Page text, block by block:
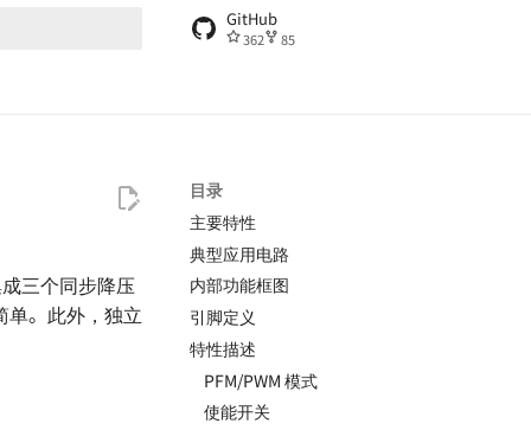
GitHub
362 85
目录
主要特性
典型应用电路
内部功能框图
引脚定义
特性描述
PFM/PWM 模式
使能开关
三个同步降压
单。此外，独立